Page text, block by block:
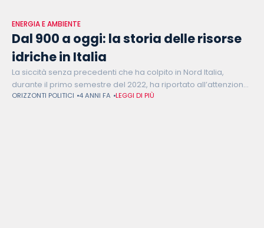
ENERGIA E AMBIENTE
Dal 900 a oggi: la storia delle risorse
idriche in Italia
La siccità senza precedenti che ha colpito in Nord Italia,
durante il primo semestre del 2022, ha riportato all’attenzione
pubblica l’urgenza di preservare le risorse idriche e di
ORIZZONTI POLITICI 4 ANNI FA LEGGI DI PIÙ